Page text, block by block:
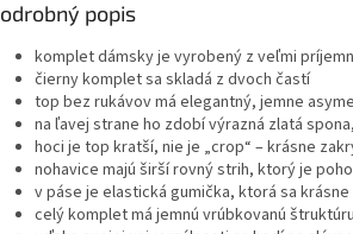
popis
komplet dámsky je vyrobený z veľmi
čierny komplet sa skladá z dvoch častí
top bez rukávov má elegantný, jemne
na ľavej strane ho zdobí výrazná zlatá
hoci je top kratší, nie je „crop“ – krásne
nohavice majú širší rovný strih, ktorý je
v páse je elastická gumička, ktorá sa
celý komplet má jemnú vrúbkovanú